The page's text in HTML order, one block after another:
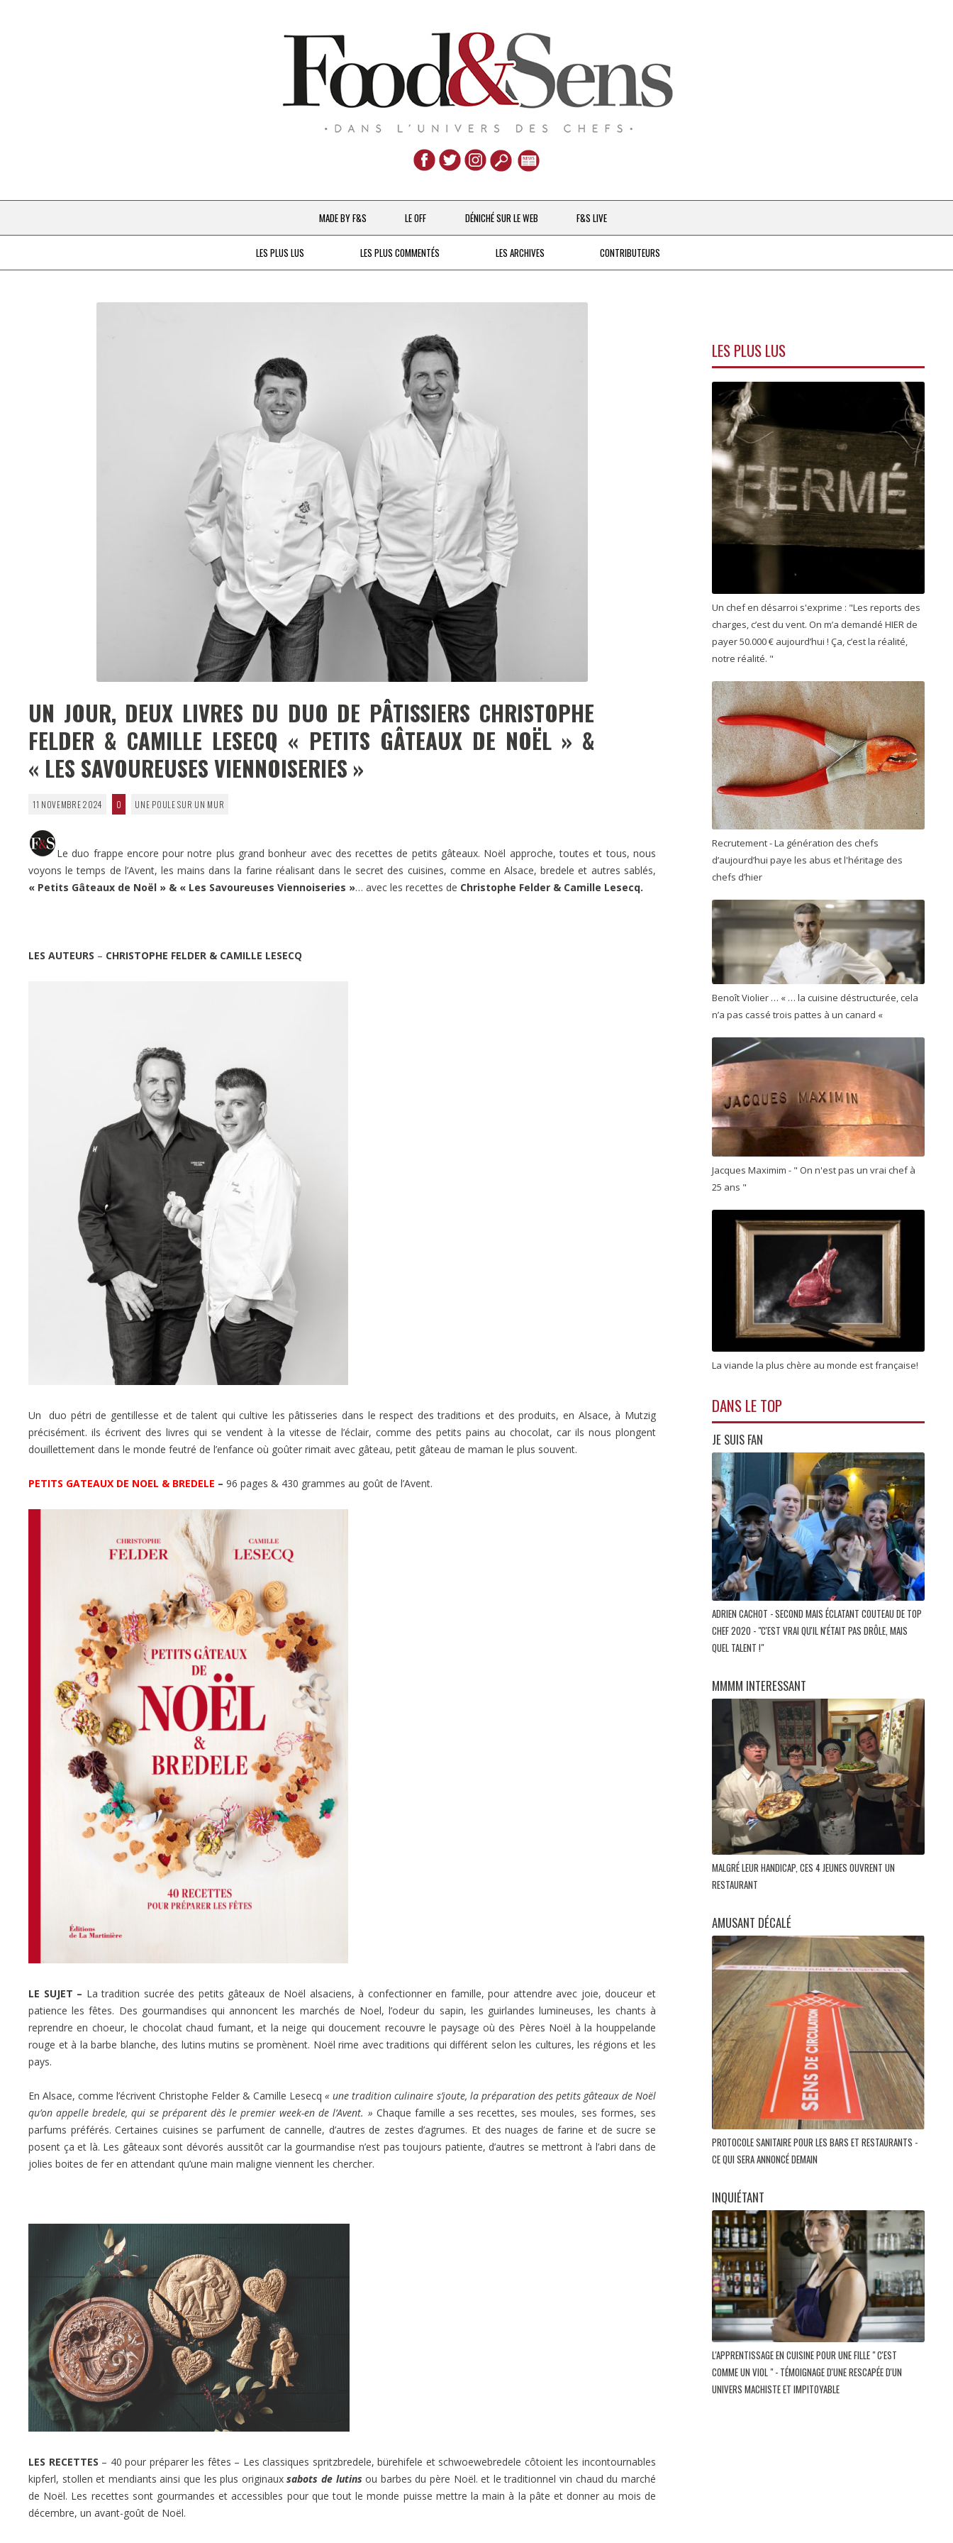
Aller
au
contenu
MADE BY F&S
CHEFS & ACTUALITÉS
V…DE VOYAGE
LE OFF DÉNICHÉ SUR LE WEB F&S LIVE
LES PLUS LUS LES PLUS COMMENTÉS LES ARCHIVES CONTRIBUTEURS
UN JOUR, DEUX LIVRES DU DUO DE PÂTISSIERS CHRISTOPHE
FELDER & CAMILLE LESECQ « PETITS GÂTEAUX DE NOËL » &
« LES SAVOUREUSES VIENNOISERIES »
11 NOVEMBRE 2024 0 UNE POULE SUR UN MUR
Le duo frappe encore pour notre plus grand bonheur avec des recettes de petits gâteaux. Noël approche, toutes et tous, nous
voyons le temps de l’Avent, les mains dans la farine réalisant dans le secret des cuisines, comme en Alsace, bredele et autres sablés,
« Petits Gâteaux de Noël » & « Les Savoureuses Viennoiseries »… avec les recettes de Christophe Felder & Camille Lesecq.
LES AUTEURS – CHRISTOPHE FELDER & CAMILLE LESECQ
Un duo pétri de gentillesse et de talent qui cultive les pâtisseries dans le respect des traditions et des produits, en Alsace, à Mutzig
précisément. ils écrivent des livres qui se vendent à la vitesse de l’éclair, comme des petits pains au chocolat, car ils nous plongent
douillettement dans le monde feutré de l’enfance où goûter rimait avec gâteau, petit gâteau de maman le plus souvent.
PETITS GATEAUX DE NOEL & BREDELE – 96 pages & 430 grammes au goût de l’Avent.
LE SUJET – La tradition sucrée des petits gâteaux de Noël alsaciens, à confectionner en famille, pour attendre avec joie, douceur et
patience les fêtes. Des gourmandises qui annoncent les marchés de Noel, l’odeur du sapin, les guirlandes lumineuses, les chants à
reprendre en choeur, le chocolat chaud fumant, et la neige qui doucement recouvre le paysage où des Pères Noël à la houppelande
rouge et à la barbe blanche, des lutins mutins se promènent. Noël rime avec traditions qui différent selon les cultures, les régions et les
pays.
En Alsace, comme l’écrivent Christophe Felder & Camille Lesecq« une tradition culinaire s’joute, la préparation des petits gâteaux de Noël
qu’on appelle bredele, qui se préparent dès le premier week-en de l’Avent. » Chaque famille a ses recettes, ses moules, ses formes, ses
parfums préférés. Certaines cuisines se parfument de cannelle, d’autres de zestes d’agrumes. Et des nuages de farine et de sucre se
posent ça et là. Les gâteaux sont dévorés aussitôt car la gourmandise n’est pas toujours patiente, d’autres se mettront à l’abri dans de
jolies boites de fer en attendant qu’une main maligne viennent les chercher.
LES RECETTES – 40 pour préparer les fêtes – Les classiques spritzbredele, bürehifele et schwoewebredele côtoient les incontournables
kipferl, stollen et mendiants ainsi que les plus originauxsabots de lutins ou barbes du père Noël. et le traditionnel vin chaud du marché
de Noël. Les recettes sont gourmandes et accessibles pour que tout le monde puisse mettre la main à la pâte et donner au mois de
décembre, un avant-goût de Noël.
LES PLUS LUS
Un chef en désarroi s'exprime : "Les reports des
charges, c’est du vent. On m’a demandé HIER de
payer 50.000 € aujourd’hui ! Ça, c’est la réalité,
notre réalité. "
Recrutement - La génération des chefs
d’aujourd’hui paye les abus et l'héritage des
chefs d’hier
Benoît Violier … « … la cuisine déstructurée, cela
n’a pas cassé trois pattes à un canard «
Jacques Maximim - " On n'est pas un vrai chef à
25 ans "
La viande la plus chère au monde est française!
DANS LE TOP
JE SUIS FAN
ADRIEN CACHOT - SECOND MAIS ÉCLATANT COUTEAU DE TOP
CHEF 2020 - "C'EST VRAI QU'IL N'ÉTAIT PAS DRÔLE, MAIS
QUEL TALENT !"
MMMM INTERESSANT
MALGRÉ LEUR HANDICAP, CES 4 JEUNES OUVRENT UN
RESTAURANT
AMUSANT DÉCALÉ
PROTOCOLE SANITAIRE POUR LES BARS ET RESTAURANTS -
CE QUI SERA ANNONCÉ DEMAIN
INQUIÉTANT
L'APPRENTISSAGE EN CUISINE POUR UNE FILLE " C'EST
COMME UN VIOL " - TÉMOIGNAGE D'UNE RESCAPÉE D'UN
UNIVERS MACHISTE ET IMPITOYABLE